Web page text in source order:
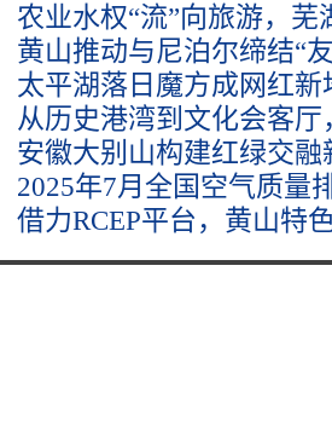
农业水权“流”向旅游，
黄山推动与尼泊尔缔结“
太平湖落日魔方成网红
从历史港湾到文化会客
安徽大别山构建红绿交
2025年7月全国空气质量
借力RCEP平台，黄山特